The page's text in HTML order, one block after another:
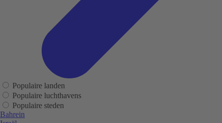
Populaire landen
Populaire luchthavens
Populaire steden
Bahrein